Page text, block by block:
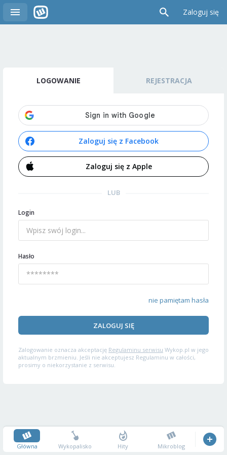
Zaloguj się
LOGOWANIE REJESTRACJA
Zaloguj się z Facebook
Zaloguj się z Apple
LUB
Login
Hasło
nie pamiętam hasła
ZALOGUJ SIĘ
Zalogowanie oznacza akceptację Regulaminu serwisu Wykop.pl w jego
aktualnym brzmieniu. Jeśli nie akceptujesz Regulaminu w całości,
prosimy o niekorzystanie z serwisu.
Główna Wykopalisko Hity Mikroblog